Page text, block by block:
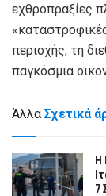
εχθροπραξίες
περιοχής, τη
παγκόσμια
Άλλα Σχετικά
Η
7